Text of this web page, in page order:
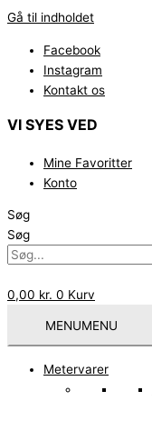
Gå til indholdet
Facebook
Instagram
Kontakt os
VI SYES VED
Mine Favoritter
Konto
Søg
Søg
0,00 kr. 0 Kurv
MENUMENU
Metervarer